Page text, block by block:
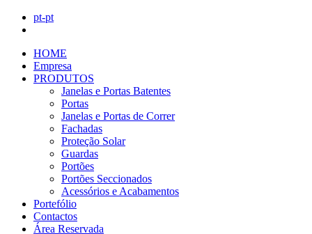
pt-pt
HOME
Empresa
PRODUTOS
Janelas e Portas Batentes
Portas
Janelas e Portas de Correr
Fachadas
Proteção Solar
Guardas
Portões
Portões Seccionados
Acessórios e Acabamentos
Portefólio
Contactos
Área Reservada